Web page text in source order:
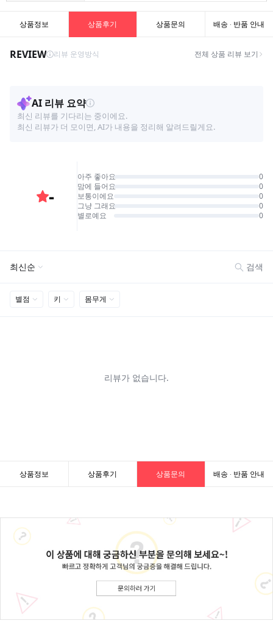
상품정보 상품후기 상품문의 배송 · 반품 안내
상품정보 상품후기 상품문의 배송 · 반품 안내